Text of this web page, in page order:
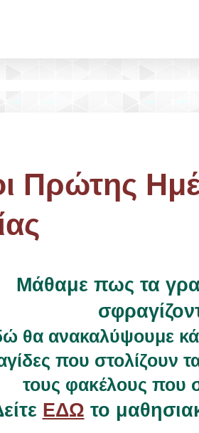
Πρώτης
Μάθαμε πως τα
θα ανακαλύψουμε
που στολίζουν
τους φακέλους που
ΕΔΩ το